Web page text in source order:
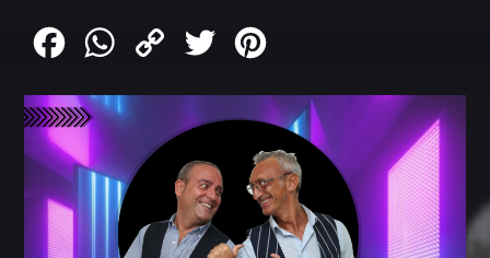
FacebookWhatsApp
Copy
Twitter